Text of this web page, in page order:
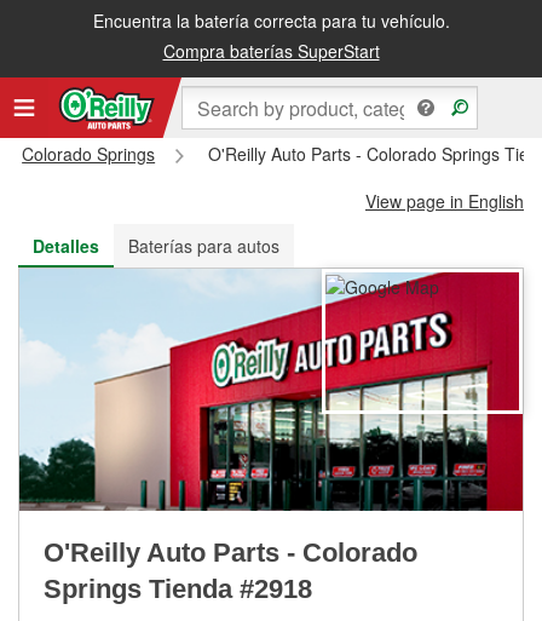
Encuentra la batería correcta para tu vehículo.
Compra baterías SuperStart
Recibe tu orden gratis al día siguiente o recógela en la tienda
Colorado Springs
O'Reilly Auto Parts - Colorado Springs
View page in English
Detalles
Baterías para autos
O'Reilly Auto Parts - Colorado
Springs Tienda #2918